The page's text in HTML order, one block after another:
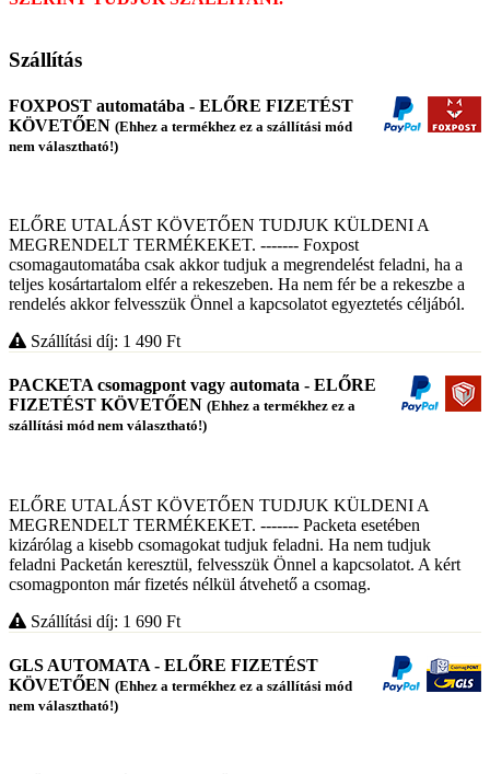
Szállítás
FOXPOST automatába - ELŐRE FIZETÉST
KÖVETŐEN (Ehhez a termékhez ez a szállítási mód
nem választható!)
ELŐRE UTALÁST KÖVETŐEN TUDJUK KÜLDENI A
MEGRENDELT TERMÉKEKET. ------- Foxpost
csomagautomatába csak akkor tudjuk a megrendelést feladni, ha a
teljes kosártartalom elfér a rekeszeben. Ha nem fér be a rekeszbe a
rendelés akkor felvesszük Önnel a kapcsolatot egyeztetés céljából.
Szállítási díj: 1 490 Ft
PACKETA csomagpont vagy automata - ELŐRE
FIZETÉST KÖVETŐEN (Ehhez a termékhez ez a
szállítási mód nem választható!)
ELŐRE UTALÁST KÖVETŐEN TUDJUK KÜLDENI A
MEGRENDELT TERMÉKEKET. ------- Packeta esetében
kizárólag a kisebb csomagokat tudjuk feladni. Ha nem tudjuk
feladni Packetán keresztül, felvesszük Önnel a kapcsolatot. A kért
csomagponton már fizetés nélkül átvehető a csomag.
Szállítási díj: 1 690 Ft
GLS AUTOMATA - ELŐRE FIZETÉST
KÖVETŐEN (Ehhez a termékhez ez a szállítási mód
nem választható!)